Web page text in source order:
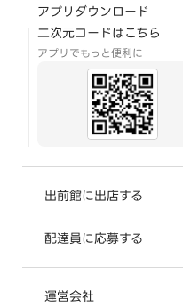
アプリダウンロード
二次元コードはこちら
アプリでもっと便利に
出前館に出店する
配達員に応募する
運営会社